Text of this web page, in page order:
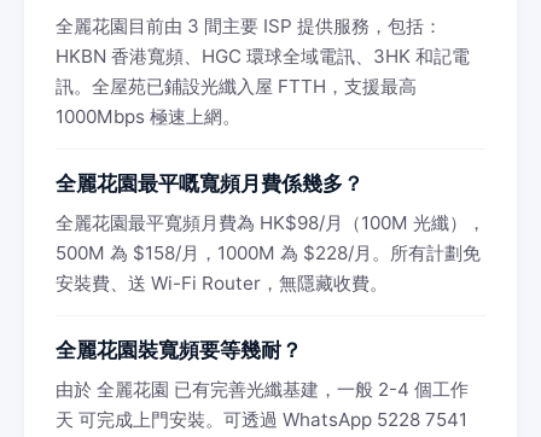
全麗花園目前由 3 間主要 ISP 提供服務，包括：
HKBN 香港寬頻、HGC 環球全域電訊、3HK 和記電
訊。全屋苑已鋪設光纖入屋 FTTH，支援最高
1000Mbps 極速上網。
全麗花園最平嘅寬頻月費係幾多？
全麗花園最平寬頻月費為 HK$98/月（100M 光纖），
500M 為 $158/月，1000M 為 $228/月。所有計劃免
安裝費、送 Wi-Fi Router，無隱藏收費。
全麗花園裝寬頻要等幾耐？
由於 全麗花園 已有完善光纖基建，一般 2-4 個工作
天 可完成上門安裝。可透過 WhatsApp 5228 7541